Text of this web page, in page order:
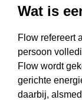
Wat is
Flow refereert
persoon
Flow wordt
gerichte
daarbij,